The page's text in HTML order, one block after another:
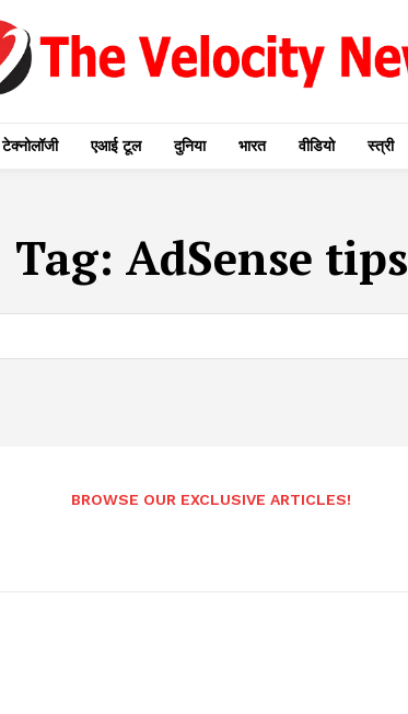
टेक्नोलॉजी एआई टूल दुनिया भारत वीडियो स्त्री
Tag: AdSense tips
BROWSE OUR EXCLUSIVE ARTICLES!